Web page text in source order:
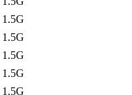
1.5G
1.5G
1.5G
1.5G
1.5G